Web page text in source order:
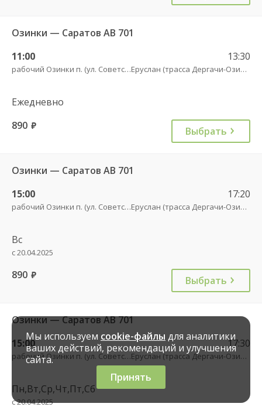
Озинки — Саратов АВ 701
11:00
рабочий Озинки п. (ул. Советская, 20)
13:30
Еруслан (трасса Дергачи-Озинки)
Ежедневно
890 руб. Выбрать
Озинки — Саратов АВ 701
15:00
рабочий Озинки п. (ул. Советская, 20)
17:20
Еруслан (трасса Дергачи-Озинки)
Вс
с 20.04.2025
890 руб. Выбрать
Озинки — Саратов АВ 701
15:00
рабочий Озинки п. (ул. Советская, 20)
17:30
Еруслан (трасса Дергачи-Озинки)
Пн,Вт,Ср,Чт,Пт,Сб
с 20.04.2025
Мы используем cookie-файлы для аналитики
ваших действий, рекомендаций и улучшения
сайта.
Принять